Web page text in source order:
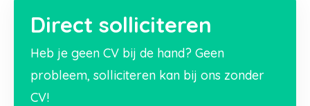
Direct solliciteren
Heb je geen CV bij de hand? Geen
probleem, solliciteren kan bij ons zonder
CV!